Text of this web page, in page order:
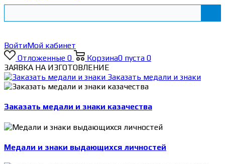
ВойтиМой кабинет
Отложенные 0 Корзина0 пуста 0
ЗАЯВКА НА ИЗГОТОВЛЕНИЕ
Заказать медали и знаки
Заказать медали и знаки казачества
Медали и знаки выдающихся личностей